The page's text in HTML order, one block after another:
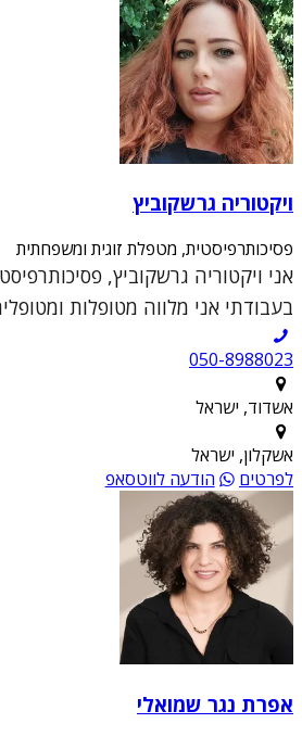
ויקטוריה גרשקוביץ
פסיכותרפיסטית, מטפלת זוגית ומשפחתית
אני ויקטוריה גרשקוביץ,
בעבודתי אני מלווה מטופלות
050-8988023
אשדוד, ישראל
אשקלון, ישראל
לפרטים
הודעה לווטסאפ
אפרת נגר שמואלי